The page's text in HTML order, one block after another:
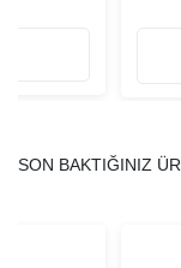
SON BAKTIĞINIZ